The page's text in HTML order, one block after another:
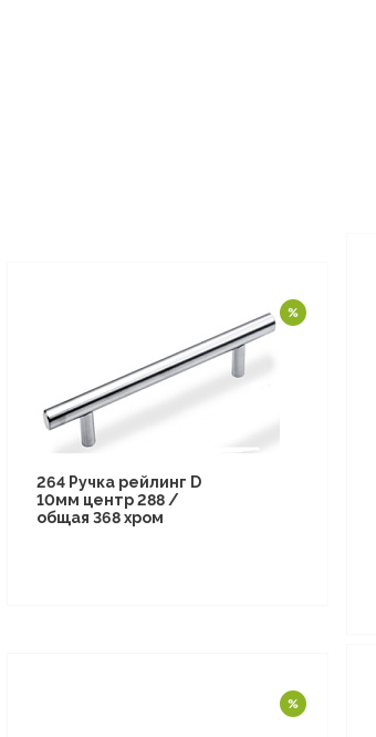
264 Ручка рейлинг D
10мм центр 288 /
общая 368 хром